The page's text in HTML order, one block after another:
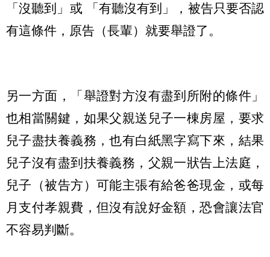
「沒聽到」或 「有聽沒有到」，被告只要否認
有這條件，原告（長輩）就要舉證了。
另一方面，「舉證對方沒有盡到所附的條件」
也相當關鍵，如果父親送兒子一棟房屋，要求
兒子盡扶養義務，也有白紙黑字寫下來，結果
兒子沒有盡到扶養義務，父親一狀告上法庭，
兒子（被告方）可能主張有給爸爸現金，或每
月支付孝親費，但沒有說好金額，恐會讓法官
不容易判斷。